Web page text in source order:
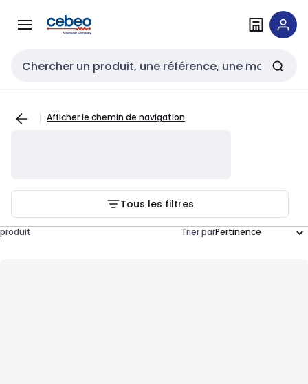
navigationau
Entrée de recherche
Afficher le chemin de navigation
Tous les filtres
produit Trier par